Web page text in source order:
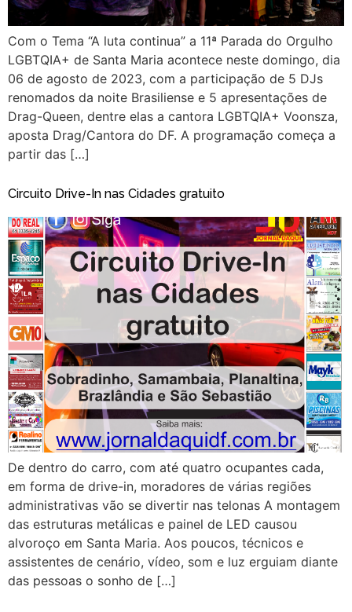
Com o Tema “A luta continua” a 11ª Parada do Orgulho
LGBTQIA+ de Santa Maria acontece neste domingo, dia
06 de agosto de 2023, com a participação de 5 DJs
renomados da noite Brasiliense e 5 apresentações de
Drag-Queen, dentre elas a cantora LGBTQIA+ Voonsza,
aposta Drag/Cantora do DF. A programação começa a
partir das […]
Circuito Drive-In nas Cidades gratuito
De dentro do carro, com até quatro ocupantes cada,
em forma de drive-in, moradores de várias regiões
administrativas vão se divertir nas telonas A montagem
das estruturas metálicas e painel de LED causou
alvoroço em Santa Maria. Aos poucos, técnicos e
assistentes de cenário, vídeo, som e luz erguiam diante
das pessoas o sonho de […]